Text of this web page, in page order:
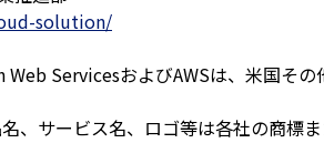
solution/
ServicesおよびAWSは、米国そ
サービス名、ロゴ等は各社の商標ま